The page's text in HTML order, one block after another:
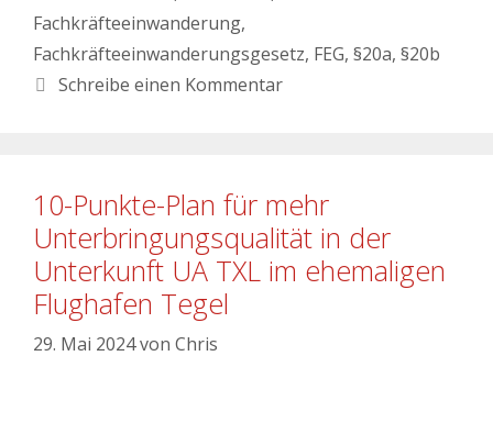
Fachkräfteeinwanderung,
Fachkräfteeinwanderungsgesetz, FEG, §20a, §20b
Schreibe einen Kommentar
10-Punkte-Plan für mehr
Unterbringungsqualität in der
Unterkunft UA TXL im ehemaligen
Flughafen Tegel
29. Mai 2024von Chris